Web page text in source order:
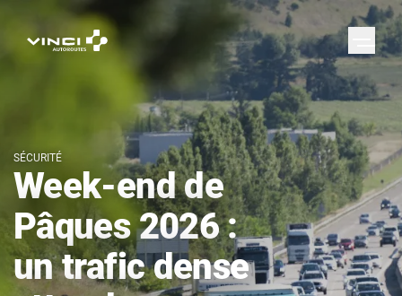
SÉCURITÉ
Week-end de
Pâques 2026 :
un trafic dense